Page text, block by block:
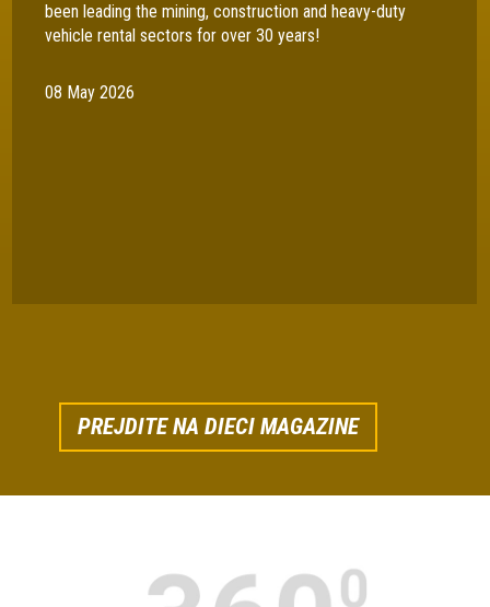
been leading the mining, construction and heavy-duty
vehicle rental sectors for over 30 years!
08 May 2026
PREJDITE NA DIECI MAGAZINE